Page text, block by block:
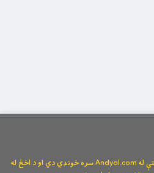
د وېبپاڼې ټولې توکیزې او مانیزې رښتې له Andyal.com سره خوندي دي او د اخځ له